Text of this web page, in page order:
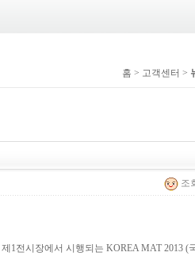
홈 > 고객센터 >
조
1전시장에서 시행되는 KOREA MAT 2013 (